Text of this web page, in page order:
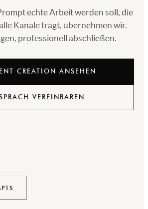
echte Arbeit werden soll, die
Kanäle trägt, übernehmen wir.
professionell abschließen.
CREATION ANSEHEN
VEREINBAREN